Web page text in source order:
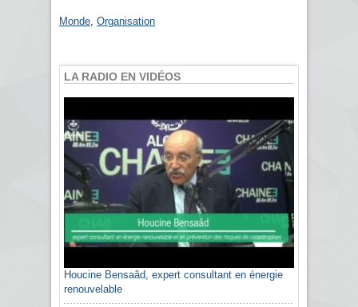
Monde Organisation
LA RADIO EN VIDÉOS
Houcine Bensaâd, expert consultant en énergie
renouvelable